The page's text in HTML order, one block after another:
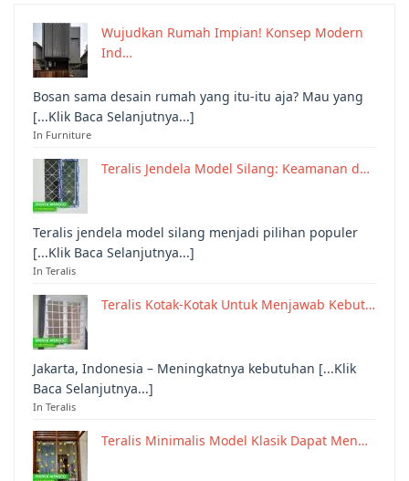
Wujudkan Rumah Impian! Konsep Modern
Ind…
Bosan sama desain rumah yang itu-itu aja? Mau yang
[...Klik Baca Selanjutnya...]
In Furniture
Teralis Jendela Model Silang: Keamanan d…
Teralis jendela model silang menjadi pilihan populer
[...Klik Baca Selanjutnya...]
In Teralis
Teralis Kotak-Kotak Untuk Menjawab Kebut…
Jakarta, Indonesia – Meningkatnya kebutuhan [...Klik
Baca Selanjutnya...]
In Teralis
Teralis Minimalis Model Klasik Dapat Men…